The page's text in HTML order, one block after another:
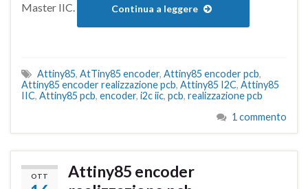
Master IIC.
Continua a leggere
Attiny85, AtTiny85 encoder, Attiny85 encoder pcb,
Attiny85 encoder realizzazione pcb, Attiny85 I2C, Attiny85
IIC, Attiny85 pcb, encoder, i2c iic, pcb, realizzazione pcb
1 commento
OTT
Attiny85 encoder